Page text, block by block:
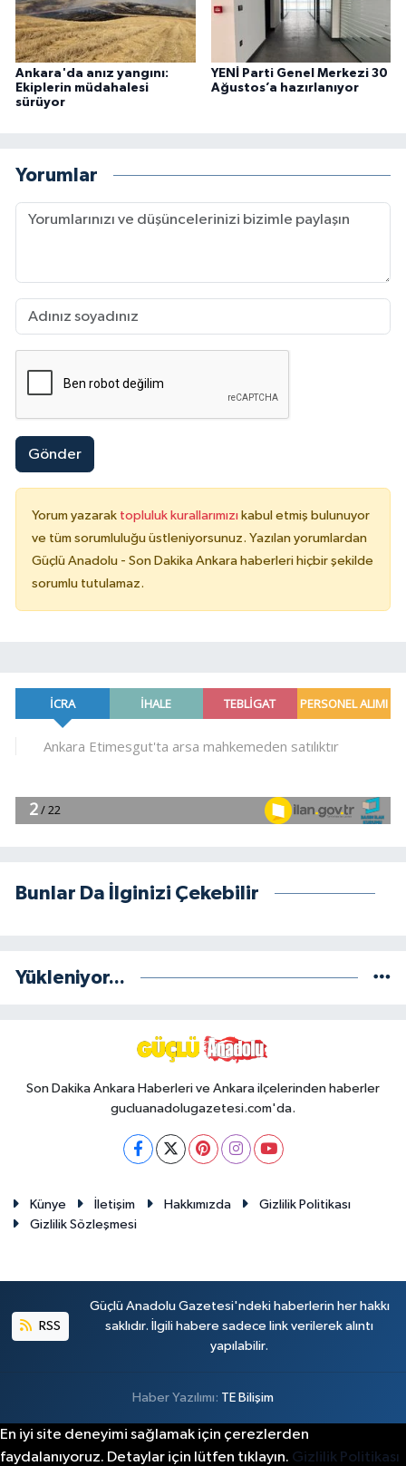
Ankara'da anız yangını:
Ekiplerin müdahalesi
sürüyor
YENİ Parti Genel Merkezi 30
Ağustos’a hazırlanıyor
Yorumlar
Gönder
Yorum yazarak topluluk kurallarımızı kabul etmiş bulunuyor
ve tüm sorumluluğu üstleniyorsunuz. Yazılan yorumlardan
Güçlü Anadolu - Son Dakika Ankara haberleri hiçbir şekilde
sorumlu tutulamaz.
Bunlar Da İlginizi Çekebilir
Yükleniyor...
Son Dakika Ankara Haberleri ve Ankara ilçelerinden haberler
gucluanadolugazetesi.com'da.
Künye İletişim Hakkımızda
Gizlilik Politikası
Gizlilik Sözleşmesi
RSS
Güçlü Anadolu Gazetesi'ndeki haberlerin her hakkı
saklıdır. İlgili habere sadece link verilerek alıntı
yapılabilir.
Haber Yazılımı: TE Bilişim
En iyi site deneyimi sağlamak için çerezlerden
faydalanıyoruz. Detaylar için lütfen tıklayın. Gizlilik Politikası